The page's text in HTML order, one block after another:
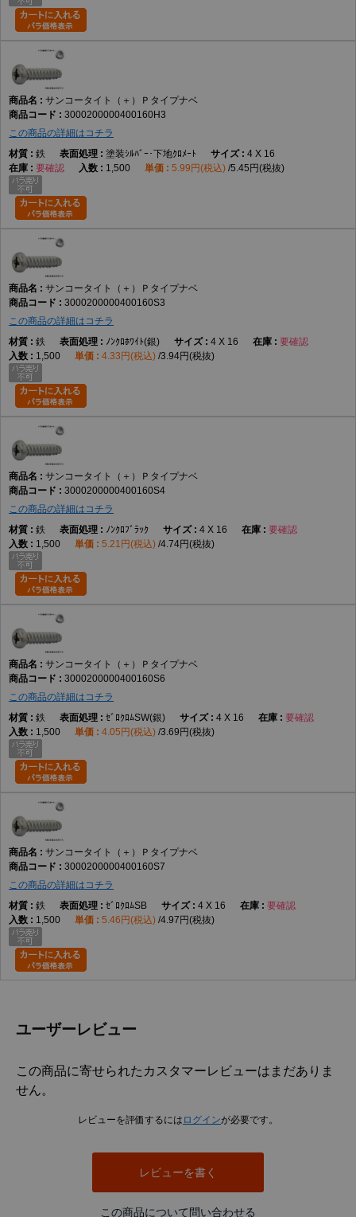
この商品について問い合わせる
サンコータイト（＋）Ｐタイプナベ
3000200000400160H3
この商品の詳細はコチラ
鉄
塗装ｼﾙﾊﾞｰ･下地ｸﾛﾒｰﾄ
4 X 16
要確認
1,500 5.99円(税込) 5.45円(税抜)
サンコータイト（＋）Ｐタイプナベ
3000200000400160S3
この商品の詳細はコチラ
鉄
ﾉﾝｸﾛﾎﾜｲﾄ(銀) 4 X 16
要確認
1,500
4.33円(税込) 3.94円(税抜)
サンコータイト（＋）Ｐタイプナベ
3000200000400160S4
この商品の詳細はコチラ
鉄
ﾉﾝｸﾛﾌﾞﾗｯｸ 4 X 16
要確認
1,500
5.21円(税込) 4.74円(税抜)
サンコータイト（＋）Ｐタイプナベ
3000200000400160S6
この商品の詳細はコチラ
鉄
ｾﾞﾛｸﾛﾑSW(銀) 4 X 16
要確認
1,500
4.05円(税込) 3.69円(税抜)
サンコータイト（＋）Ｐタイプナベ
3000200000400160S7
この商品の詳細はコチラ
鉄
ｾﾞﾛｸﾛﾑSB 4 X 16
要確認
1,500
5.46円(税込) 4.97円(税抜)
ユーザーレビュー
この商品に寄せられたカスタマーレビューはまだありま
せん。
レビューを評価するには ログインが必要です。
レビューを書く